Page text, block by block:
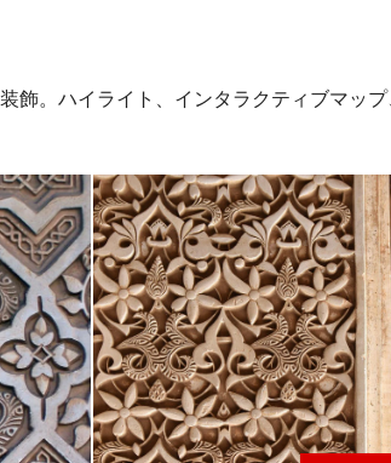
飾。ハイライト、インタラクティブマッ